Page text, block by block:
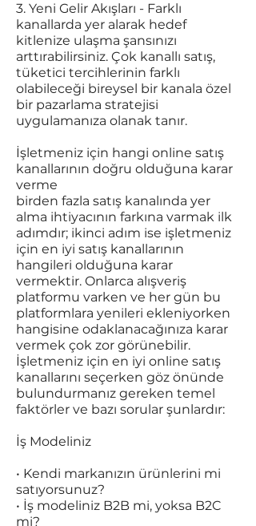
3. Yeni Gelir Akışları - Farklı
kanallarda yer alarak hedef
kitlenize ulaşma şansınızı
arttırabilirsiniz. Çok kanallı satış,
tüketici tercihlerinin farklı
olabileceği bireysel bir kanala özel
bir pazarlama stratejisi
uygulamanıza olanak tanır.
İşletmeniz için hangi online satış
kanallarının doğru olduğuna karar
verme
birden fazla satış kanalında yer
alma ihtiyacının farkına varmak ilk
adımdır; ikinci adım ise işletmeniz
için en iyi satış kanallarının
hangileri olduğuna karar
vermektir. Onlarca alışveriş
platformu varken ve her gün bu
platformlara yenileri ekleniyorken
hangisine odaklanacağınıza karar
vermek çok zor görünebilir.
İşletmeniz için en iyi online satış
kanallarını seçerken göz önünde
bulundurmanız gereken temel
faktörler ve bazı sorular şunlardır:
İş Modeliniz
• Kendi markanızın ürünlerini mi
satıyorsunuz?
• İş modeliniz B2B mi, yoksa B2C
mi?